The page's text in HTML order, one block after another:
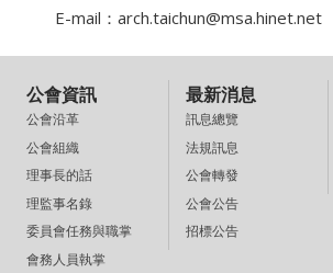
E-mail： arch.taichun@msa.hinet.net
公會資訊
公會沿革
公會組織
理事長的話
理監事名錄
委員會任務與職掌
會務人員執掌
最新消息
訊息總覽
法規訊息
公會轉發
公會公告
招標公告